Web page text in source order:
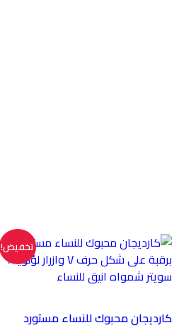
تخفيض!
كارديجان محبوك للنساء مستورد